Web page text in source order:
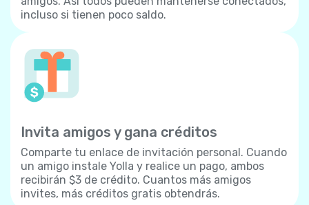
incluso si tienen poco saldo.
Invita amigos y gana créditos
Comparte tu enlace de invitación personal. Cuando
un amigo instale Yolla y realice un pago, ambos
recibirán $3 de crédito. Cuantos más amigos
invites, más créditos gratis obtendrás.